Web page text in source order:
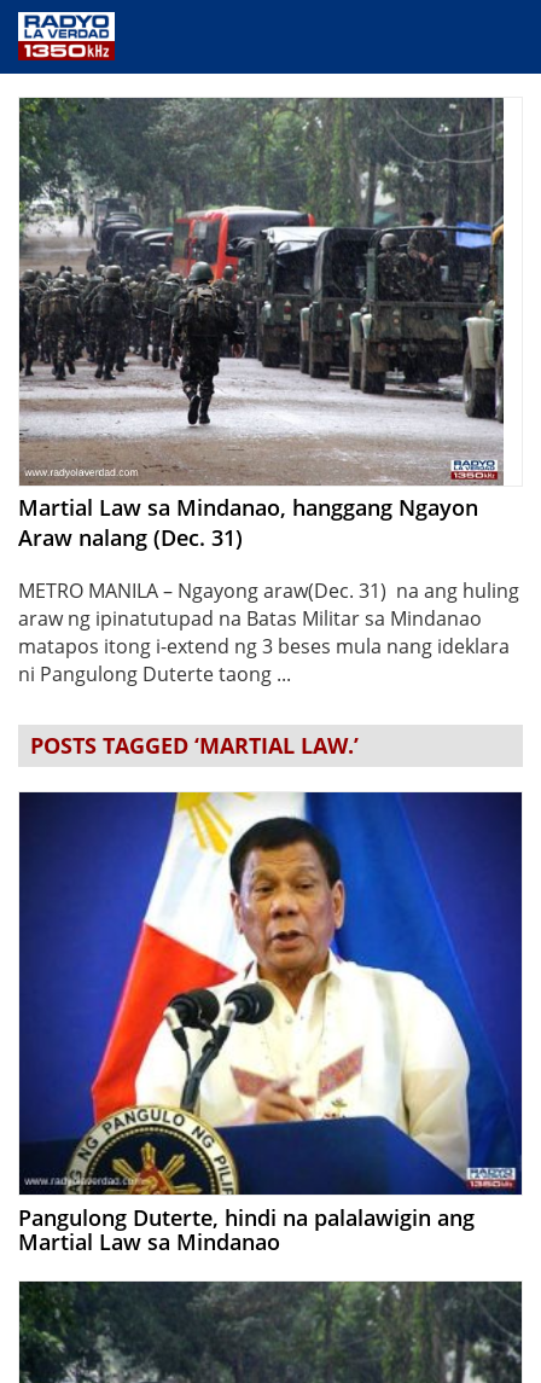
PUBLIC SERVICE
ANNOUNCEMENTS
PROGRAMS
ABOUT
CONTACT US
Martial Law sa Mindanao, hanggang Ngayon
Araw nalang (Dec. 31)
METRO MANILA – Ngayong araw(Dec. 31) na ang huling
araw ng ipinatutupad na Batas Militar sa Mindanao
matapos itong i-extend ng 3 beses mula nang ideklara
ni Pangulong Duterte taong ...
POSTS TAGGED ‘MARTIAL LAW.’
Pangulong Duterte, hindi na palalawigin ang
Martial Law sa Mindanao